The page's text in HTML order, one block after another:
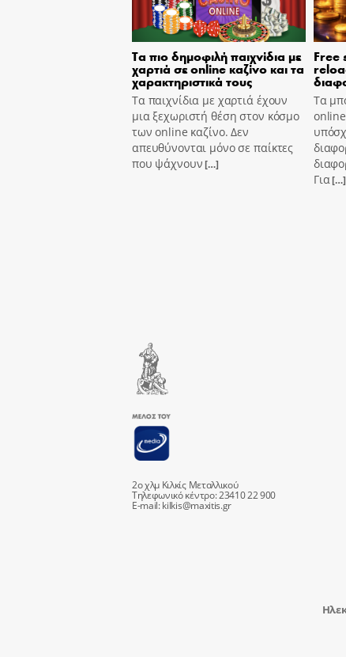
Τα πιο δημοφιλή παιχνίδια με
χαρτιά σε online καζίνο και τα
χαρακτηριστικά τους
Τα παιχνίδια με χαρτιά έχουν
μια ξεχωριστή θέση στον κόσμο
των online καζίνο. Δεν
απευθύνονται μόνο σε παίκτες
που ψάχνουν[…]
Free
Τα
Για[…]
2ο χλμ Κιλκίς Μεταλλικού
Τηλεφωνικό κέντρο: 23410 22 900
E-mail:kilkis@maxitis.gr